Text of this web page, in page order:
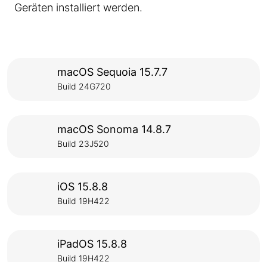
Geräten installiert werden.
macOS Sequoia 15.7.7
Build 24G720
macOS Sonoma 14.8.7
Build 23J520
iOS 15.8.8
Build 19H422
iPadOS 15.8.8
Build 19H422